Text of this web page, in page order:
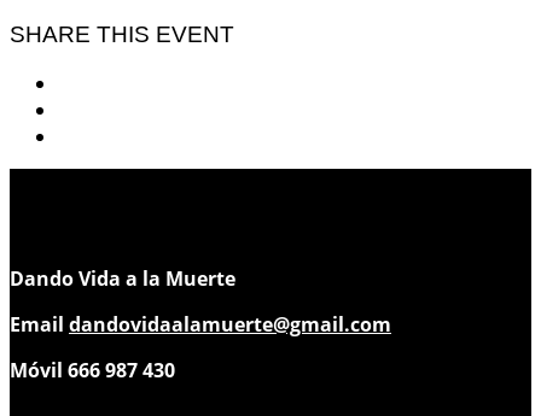
SHARE THIS EVENT
Dando Vida a la Muerte
Email dandovidaalamuerte@gmail.com
Móvil 666 987 430